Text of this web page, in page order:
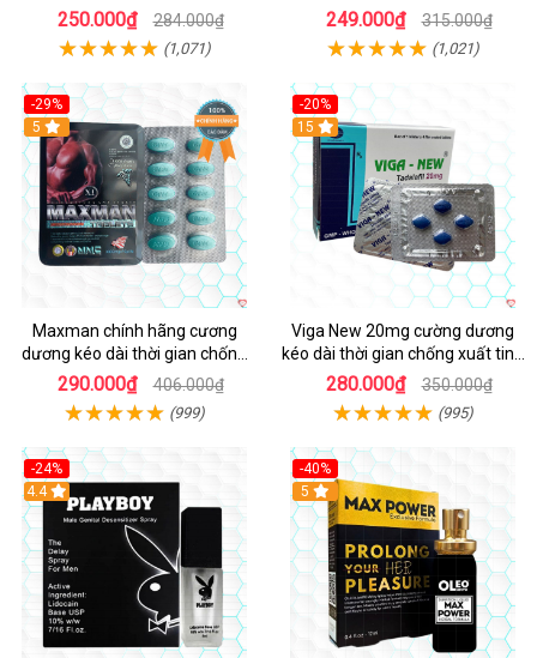
100 chống xts cương dương
250.000₫ 284.000₫
(1,071)
gian cho nam
249.000₫ 315.000₫
(1,021)
-29%
Hot
5
Maxman chính hãng cương
dương kéo dài thời gian chống
xuất tinh sớm hộp 10 viên
290.000₫ 406.000₫
(999)
-20%
15
Viga New 20mg cường dương
kéo dài thời gian chống xuất tinh
hộp 4 viên
280.000₫ 350.000₫
(995)
-24%
Hot
4.4
-40%
5